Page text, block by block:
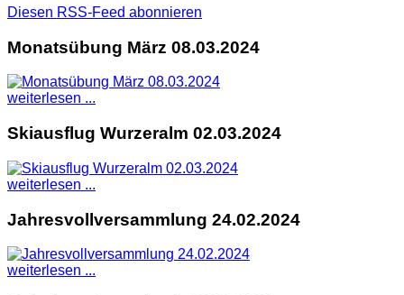
Diesen RSS-Feed abonnieren
Monatsübung März 08.03.2024
weiterlesen ...
Skiausflug Wurzeralm 02.03.2024
weiterlesen ...
Jahresvollversammlung 24.02.2024
weiterlesen ...